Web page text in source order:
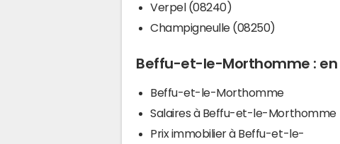
Verpel (08240)
Champigneulle (08250)
Beffu-et-le-Morthomme : en
Beffu-et-le-Morthomme
Salaires à Beffu-et-le-Morthomme
Prix immobilier à Beffu-et-le-